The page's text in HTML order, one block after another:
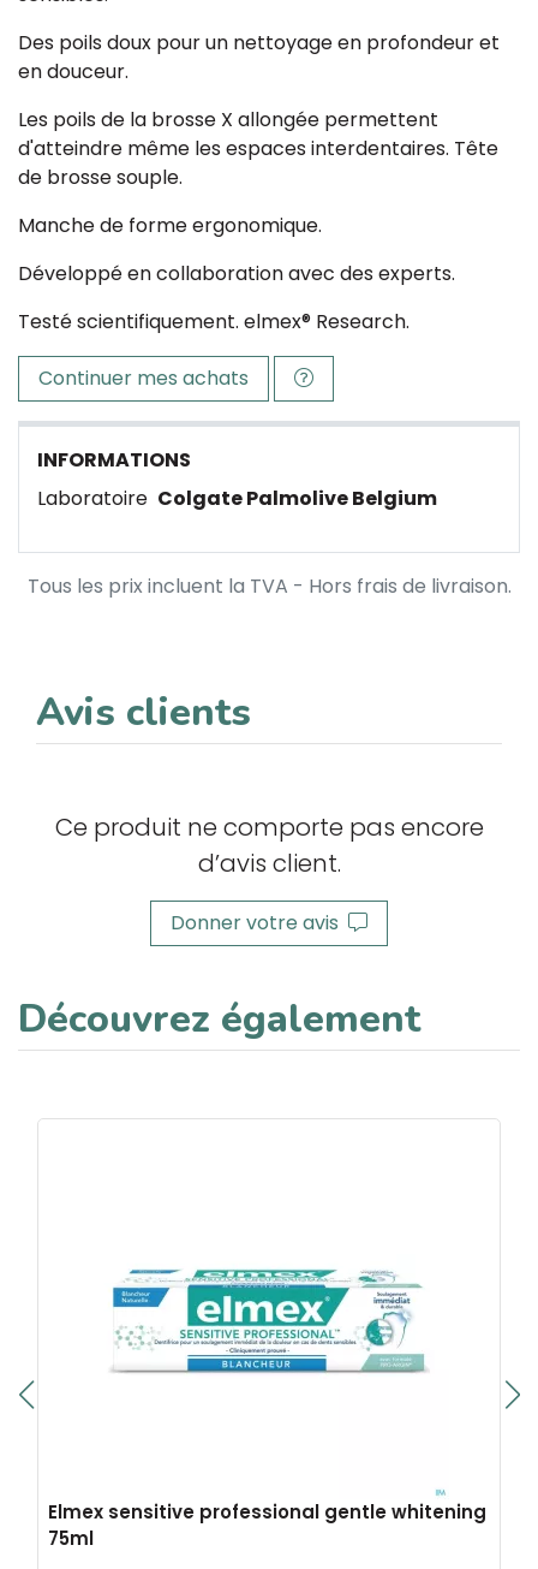
Des poils doux pour un nettoyage en profondeur et
en douceur.
Les poils de la brosse X allongée permettent
d'atteindre même les espaces interdentaires. Tête
de brosse souple.
Manche de forme ergonomique.
Développé en collaboration avec des experts.
Testé scientifiquement. elmex® Research.
Continuer mes achats
INFORMATIONS
Laboratoire Colgate Palmolive Belgium
Tous les prix incluent la TVA - Hors frais de livraison.
Avis clients
Ce produit ne comporte pas encore
d’avis client.
Donner votre avis
Découvrez également
Elmex sensitive professional gentle whitening
75ml